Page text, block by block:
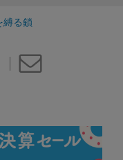
縛る鎖